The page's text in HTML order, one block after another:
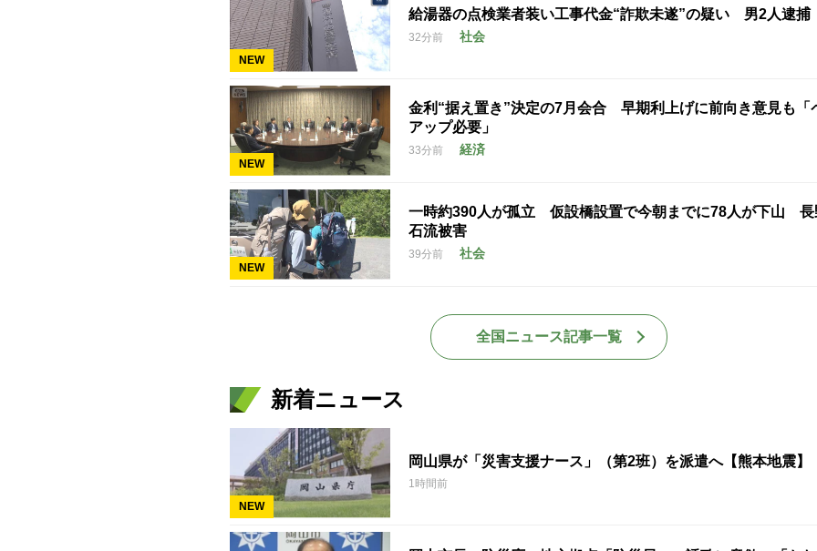
NEW
給湯器の点検業者装い工事代金“詐欺未遂”の疑い 男2人逮捕
32分前 社会
NEW
金利“据え置き”決定の7月会合 早期利上げに前向き意見も「
アップ必要」
33分前 経済
NEW
一時約390人が孤立 仮設橋設置で今朝までに78人が下山 長
石流被害
39分前 社会
全国ニュース記事一覧
新着ニュース
NEW
岡山県が「災害支援ナース」（第2班）を派遣へ【熊本地震】
1時間前